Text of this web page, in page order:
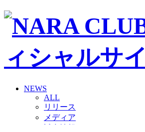
NEWS
ALL
リリース
メディア